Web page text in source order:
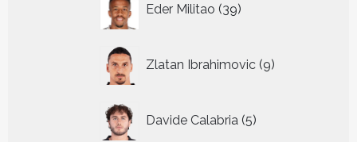
Eder Militao 39
producten
Zlatan Ibrahimovic 9
producten
Davide Calabria 5
producten